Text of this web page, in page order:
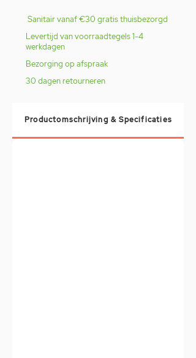
Sanitair vanaf €30 gratis thuisbezorgd
Levertijd van voorraadtegels 1-4
werkdagen
Bezorging op afspraak
30 dagen retourneren
Productomschrijving & Specificaties